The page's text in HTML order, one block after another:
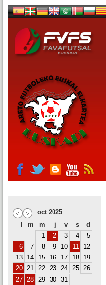
oct 2025
m m j v s
d
1
2 3 4
5
6
7 8 9 10 11
12
13
14 15 16 17 18
19
20 21 22 23 24 25 26
27 28 29 30 31